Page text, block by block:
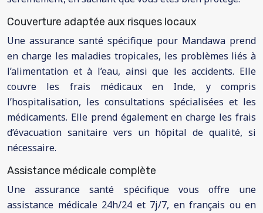
Couverture adaptée aux risques locaux
Une assurance santé spécifique pour Mandawa prend
en charge les maladies tropicales, les problèmes liés à
l’alimentation et à l’eau, ainsi que les accidents. Elle
couvre les frais médicaux en Inde, y compris
l’hospitalisation, les consultations spécialisées et les
médicaments. Elle prend également en charge les frais
d’évacuation sanitaire vers un hôpital de qualité, si
nécessaire.
Assistance médicale complète
Une assurance santé spécifique vous offre une
assistance médicale 24h/24 et 7j/7, en français ou en